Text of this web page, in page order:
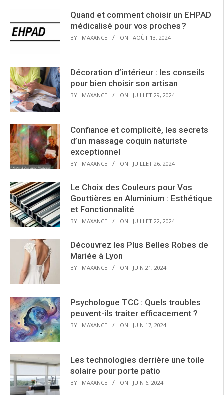
Quand et comment choisir un EHPAD
médicalisé pour vos proches ?
BY: MAXANCE ON: AOÛT 13, 2024
Décoration d’intérieur : les conseils
pour bien choisir son artisan
BY: MAXANCE ON: JUILLET 29, 2024
Confiance et complicité, les secrets
d’un massage coquin naturiste
exceptionnel
BY: MAXANCE ON: JUILLET 26, 2024
Le Choix des Couleurs pour Vos
Gouttières en Aluminium : Esthétique
et Fonctionnalité
BY: MAXANCE ON: JUILLET 22, 2024
Découvrez les Plus Belles Robes de
Mariée à Lyon
BY: MAXANCE ON: JUIN 21, 2024
Psychologue TCC : Quels troubles
peuvent-ils traiter efficacement ?
BY: MAXANCE ON: JUIN 17, 2024
Les technologies derrière une toile
solaire pour porte patio
BY: MAXANCE ON: JUIN 6, 2024